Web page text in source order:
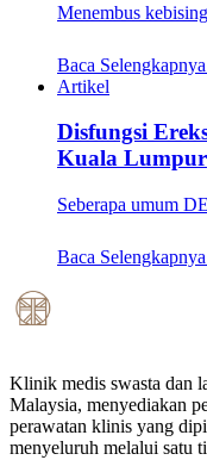
Menembus
Baca Selengkapnya
Artikel
Disfungsi
Kuala Lumpur
Seberapa umum
Baca Selengkapnya
Klinik medis swasta dan
Malaysia, menyediakan
perawatan klinis yang
menyeluruh melalui satu